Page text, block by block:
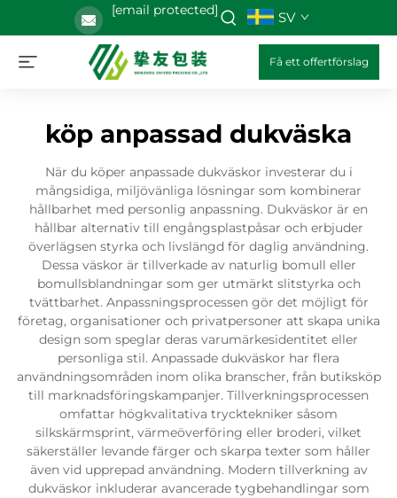
[email protected] SV
Få ett offertförslag
köp anpassad dukväska
När du köper anpassade dukväskor investerar du i
mångsidiga, miljövänliga lösningar som kombinerar
hållbarhet med personlig anpassning. Dukväskor är en
hållbar alternativ till engångsplastpåsar och erbjuder
överlägsen styrka och livslängd för daglig användning.
Dessa väskor är tillverkade av naturlig bomull eller
bomullsblandningar som ger utmärkt slitstyrka och
tvättbarhet. Anpassningsprocessen gör det möjligt för
företag, organisationer och privatpersoner att skapa unika
design som speglar deras varumärkesidentitet eller
personliga stil. Anpassade dukväskor har flera
användningsområden inom olika branscher, från butiksköp
till marknadsföringskampanjer. Tillverkningsprocessen
omfattar högkvalitativa trycktekniker såsom
silkskärmsprint, värmeöverföring eller broderi, vilket
säkerställer levande färger och skarpa texter som håller
även vid upprepad användning. Modern tillverkning av
dukväskor inkluderar avancerade tygbehandlingar som